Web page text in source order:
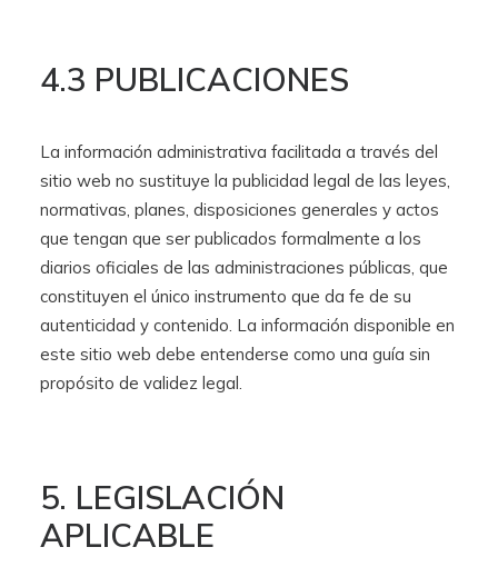
4.3 PUBLICACIONES
La información administrativa facilitada a través del
sitio web no sustituye la publicidad legal de las leyes,
normativas, planes, disposiciones generales y actos
que tengan que ser publicados formalmente a los
diarios oficiales de las administraciones públicas, que
constituyen el único instrumento que da fe de su
autenticidad y contenido. La información disponible en
este sitio web debe entenderse como una guía sin
propósito de validez legal.
5. LEGISLACIÓN
APLICABLE